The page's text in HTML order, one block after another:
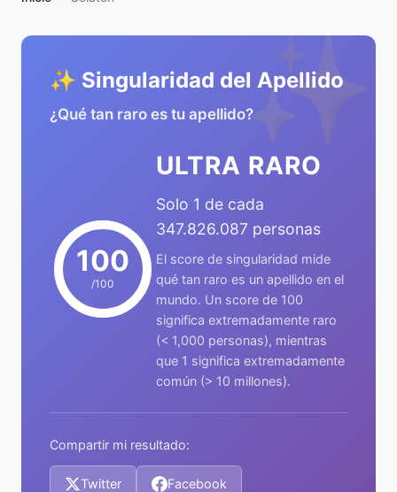
✨
✨ Singularidad del Apellido
¿Qué tan raro es tu apellido?
100
/100
ULTRA RARO
Solo 1 de cada
347.826.087 personas
El score de singularidad mide
qué tan raro es un apellido en el
mundo. Un score de 100
significa extremadamente raro
(< 1,000 personas), mientras
que 1 significa extremadamente
común (> 10 millones).
Compartir mi resultado:
Twitter Facebook